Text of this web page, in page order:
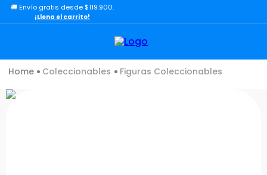
🚚 Envío gratis desde $119.900.
¡Llena el carrito!
Coleccionables Figuras Coleccionables
TÉRMINOS MÁS BUSCADOS
3.
carro
4